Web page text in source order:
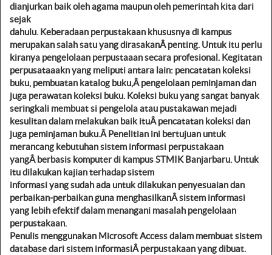
dianjurkan baik oleh agama maupun oleh pemerintah kita dari
sejak
dahulu. Keberadaan perpustakaan khususnya di kampus
merupakan salah satu yang dirasakanÂpenting. Untuk itu perlu
kiranya pengelolaan perpustaaan secara profesional. Kegitatan
perpusataaakn yang meliputi antara lain: pencatatan koleksi
buku, pembuatan katalog buku,Âpengelolaan peminjaman dan
juga perawatan koleksi buku. Koleksi buku yang sangat banyak
seringkali membuat si pengelola atau pustakawan mejadi
kesulitan dalam melakukan baik ituÂpencatatan koleksi dan
juga peminjaman buku.ÂPenelitian ini bertujuan untuk
merancang kebutuhan sistem informasi perpustakaan
yangÂberbasis komputer di kampus STMIK Banjarbaru. Untuk
itu dilakukan kajian terhadap sistem
informasi yang sudah ada untuk dilakukan penyesuaian dan
perbaikan-perbaikan guna menghasilkanÂsistem informasi
yang lebih efektif dalam menangani masalah pengelolaan
perpustakaan.
Penulis menggunakan Microsoft Access dalam membuat sistem
database dari sistem informasiÂperpustakaan yang dibuat.